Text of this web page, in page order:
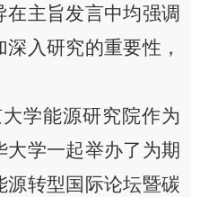
在主旨发言中均强调
入研究的重要性，
学能源研究 院作为
大学一起举办了为期
源转型国际论坛暨碳